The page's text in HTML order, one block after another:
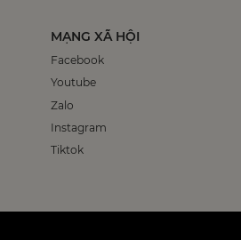
MẠNG XÃ HỘI
Facebook
Youtube
Zalo
Instagram
Tiktok